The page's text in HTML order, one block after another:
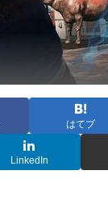
はてブ
LinkedIn